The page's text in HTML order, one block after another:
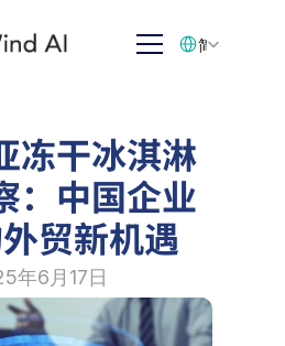
冻干冰淇淋
：中国企业
贸新机遇
年6月17日
简体中文